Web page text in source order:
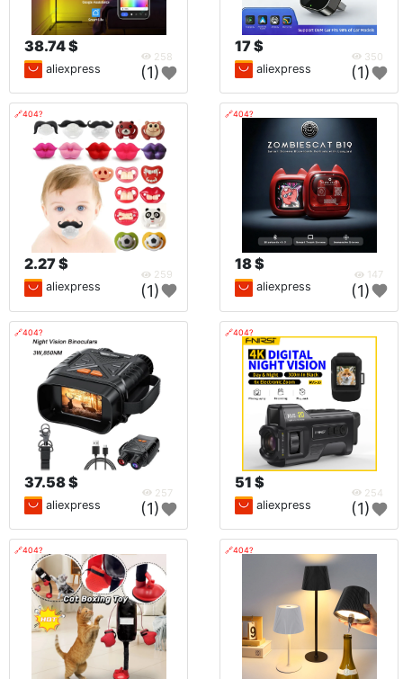
38.74 $
258
aliexpress (1)
17 $
350
aliexpress (1)
🔗404?
2.27 $
259
aliexpress (1)
🔗404?
18 $
147
aliexpress (1)
🔗404?
37.58 $
257
aliexpress (1)
🔗404?
51 $
254
aliexpress (1)
🔗404? 🔗404?